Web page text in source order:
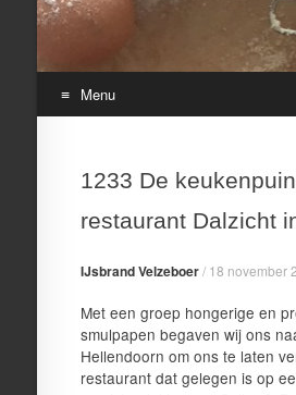
Menu
content1233 De
restaurant Dalzicht
IJsbrand Velzeboer/ 18 november
Met een groep hongerige en
smulpapen begaven wij ons
Hellendoorn om ons te laten
restaurant dat gelegen is op